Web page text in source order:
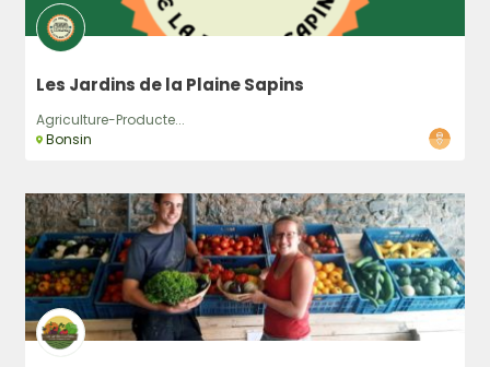
Les Jardins de la Plaine Sapins
Agriculture-Producte...
Bonsin